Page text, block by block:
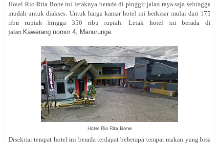
Hotel Rio Rita Bone ini letaknya berada di pinggir jalan raya saja sehingga
mudah untuk diakses. Untuk harga kamar hotel ini berkisar mulai dari 175
ribu rupiah hingga 350 ribu rupiah. Letak hotel ini berada di
jalan Kawerang nomor 4, Manurunge.
Hotel Rio Rita Bone
Disekitar tempat hotel ini berada terdapat beberapa tempat makan yang bisa